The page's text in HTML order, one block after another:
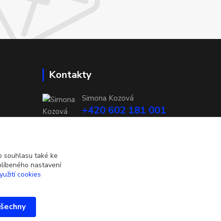
Kontakty
Simona Kozová
+420 602 181 001
souhlasu také ke
nastavení
cookies